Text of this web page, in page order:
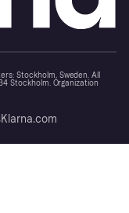
Stockholm, Sweden. All
Stockholm. Organization
Klarna.com